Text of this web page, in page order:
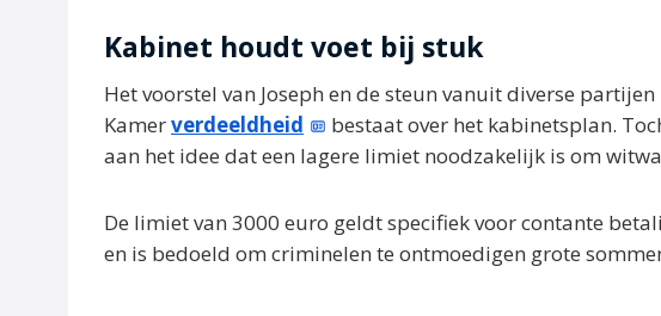
Kabinet houdt voet bij stuk
Het voorstel van Joseph en de steun vanuit diverse
Kamerverdeeldheid
bestaat over het kabinetsplan.
aan het idee dat een lagere limiet noodzakelijk is om
De limiet van 3000 euro geldt specifiek voor contante
en is bedoeld om criminelen te ontmoedigen grote